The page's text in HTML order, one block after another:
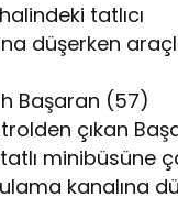
tatlıcı
düşerken
Başaran (57)
çıkan
minibüsüne
kanalına